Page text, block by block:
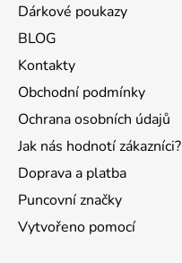
Dárkové poukazy
BLOG
Kontakty
Obchodní podmínky
Ochrana osobních údajů
Jak nás hodnotí zákazníci?
Doprava a platba
Puncovní značky
Vytvořeno pomocí